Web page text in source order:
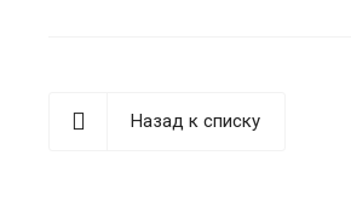
Назад к списку